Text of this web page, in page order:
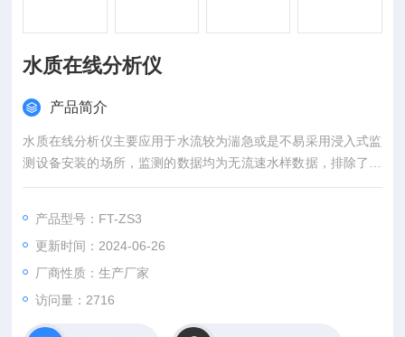
水质在线分析仪
产品简介
水质在线分析仪主要应用于水流较为湍急或是不易采用浸入式监
测设备安装的场所，监测的数据均为无流速水样数据，排除了流
速对于检测结果的影响，其数值更加稳定。
产品型号：FT-ZS3
更新时间：2024-06-26
厂商性质：生产厂家
访问量：2716